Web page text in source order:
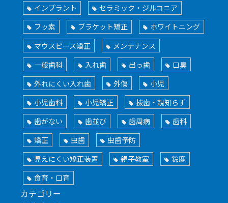
インプラント
セラミック・ジルコニア
フッ素
ブラケット矯正
ホワイトニング
マウスピース矯正
メンテナンス
一般歯科
入れ歯 出っ歯
口臭
外れにくい入れ歯
外傷
小児
小児歯科
小児矯正
抜歯・親知らず
歯がない
歯並び 歯周病
歯科
矯正
虫歯
虫歯予防
見えにくい矯正装置
親子教室
鈴鹿
食育・口育
カテゴリー